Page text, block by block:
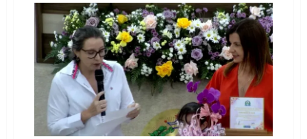
Chaves
celebra
a
dedicação
e
o
propósito
materno
em
homenagem
à
psicóloga
Kelly
Nunes